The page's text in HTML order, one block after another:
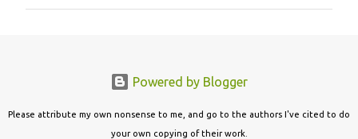
s
Powered by Blogger
Please attribute my own nonsense to me, and go to the authors I've cited to do
your own copying of their work.